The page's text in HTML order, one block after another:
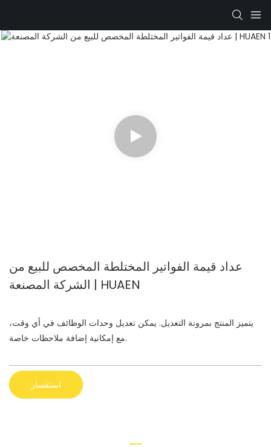
عداد قيمة الفواتير المختلطة المخصص للبيع من
الشركة المصنعة | HUAEN
يتميز المنتج بمرونة التعديل. يمكن تعديل وحدات الوظائف في أي وقت،
مع إمكانية إضافة ملاحظات خاصة.
استفسار